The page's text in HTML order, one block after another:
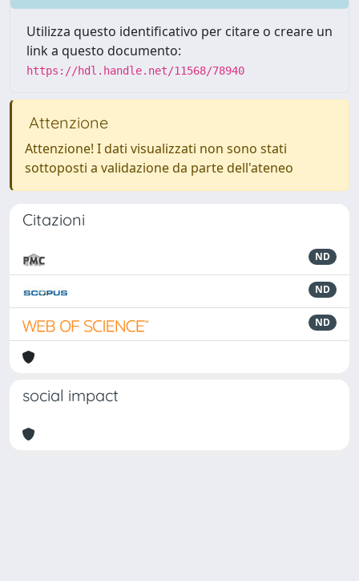
Utilizza questo identificativo per citare o creare un
link a questo documento:
https://hdl.handle.net/11568/78940
Attenzione
Attenzione! I dati visualizzati non sono stati
sottoposti a validazione da parte dell'ateneo
Citazioni
ND
ND
ND
social impact